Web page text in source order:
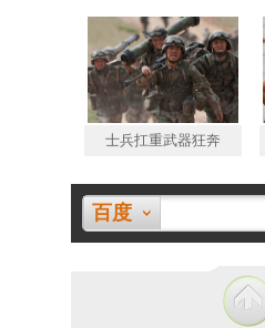
士兵扛重武器狂奔
百度